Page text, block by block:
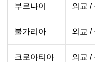
부르나이 외교 /
불가리아 외교 /
크로아티아 외교 /